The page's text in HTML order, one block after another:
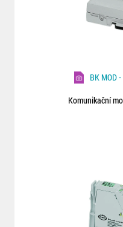
BK MOD
Komunikační